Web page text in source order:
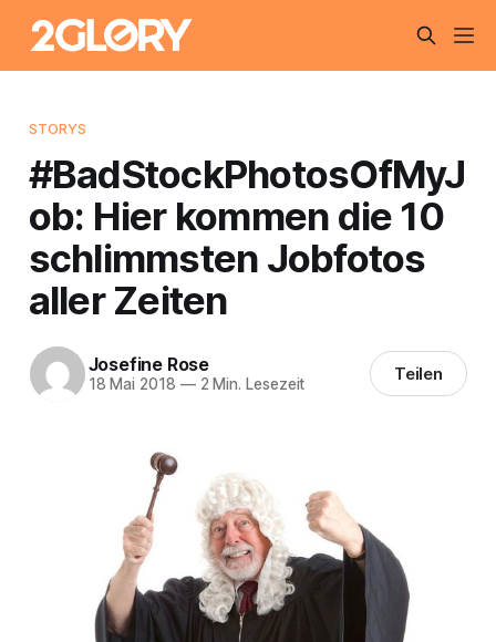
STORYS
#BadStockPhotosOfMyJ
ob: Hier kommen die 10
schlimmsten Jobfotos
aller Zeiten
Josefine Rose
18 Mai 2018 —2 Min. Lesezeit Teilen